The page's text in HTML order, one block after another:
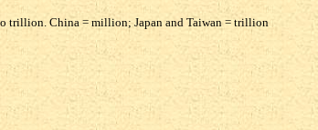
trillion. China = million; Japan and Taiwan = trillion